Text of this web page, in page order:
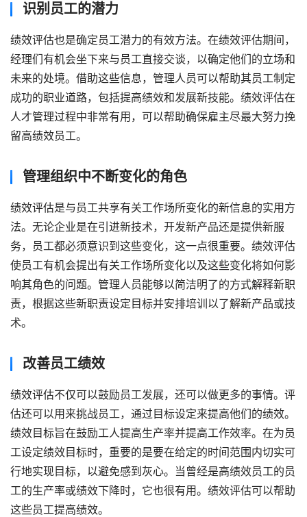
识别员工的潜力
绩效评估也是确定员工潜力的有效方法。在绩效评估期间，
经理们有机会坐下来与员工直接交谈，以确定他们的立场和
未来的处境。借助这些信息，管理人员可以帮助其员工制定
成功的职业道路，包括提高绩效和发展新技能。绩效评估在
人才管理过程中非常有用，可以帮助确保雇主尽最大努力挽
留高绩效员工。
管理组织中不断变化的角色
绩效评估是与员工共享有关工作场所变化的新信息的实用方
法。无论企业是在引进新技术，开发新产品还是提供新服
务，员工都必须意识到这些变化，这一点很重要。绩效评估
使员工有机会提出有关工作场所变化以及这些变化将如何影
响其角色的问题。管理人员能够以简洁明了的方式解释新职
责，根据这些新职责设定目标并安排培训以了解新产品或技
术。
改善员工绩效
绩效评估不仅可以鼓励员工发展，还可以做更多的事情。评
估还可以用来挑战员工，通过目标设定来提高他们的绩效。
绩效目标旨在鼓励工人提高生产率并提高工作效率。在为员
工设定绩效目标时，重要的是要在给定的时间范围内切实可
行地实现目标，以避免感到灰心。当曾经是高绩效员工的员
工的生产率或绩效下降时，它也很有用。绩效评估可以帮助
这些员工提高绩效。